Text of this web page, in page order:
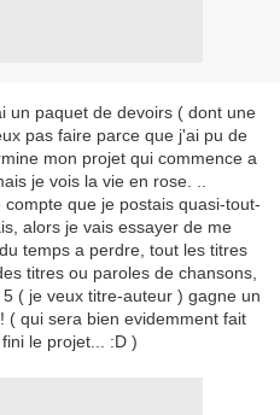
un paquet de devoirs ( dont une
pas faire parce que j'ai pu de
mon projet qui commence a
je vois la vie en rose. ..
que je postais quasi-tout-
alors je vais essayer de me
temps a perdre, tout les titres
titres ou paroles de chansons,
( je veux titre-auteur ) gagne un
( qui sera bien evidemment fait
le projet... :D )